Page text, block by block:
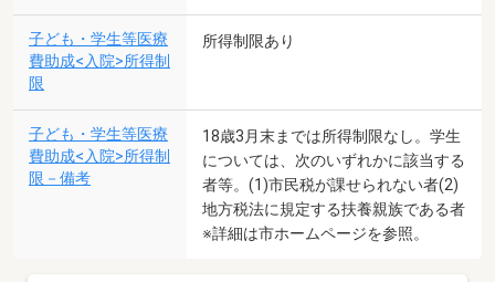
子ども・学生等医療
費助成<入院>所得制
限
所得制限あり
子ども・学生等医療
費助成<入院>所得制
限－備考
18歳3月末までは所得制限なし。学生
については、次のいずれかに該当する
者等。(1)市民税が課せられない者(2)
地方税法に規定する扶養親族である者
※詳細は市ホームページを参照。